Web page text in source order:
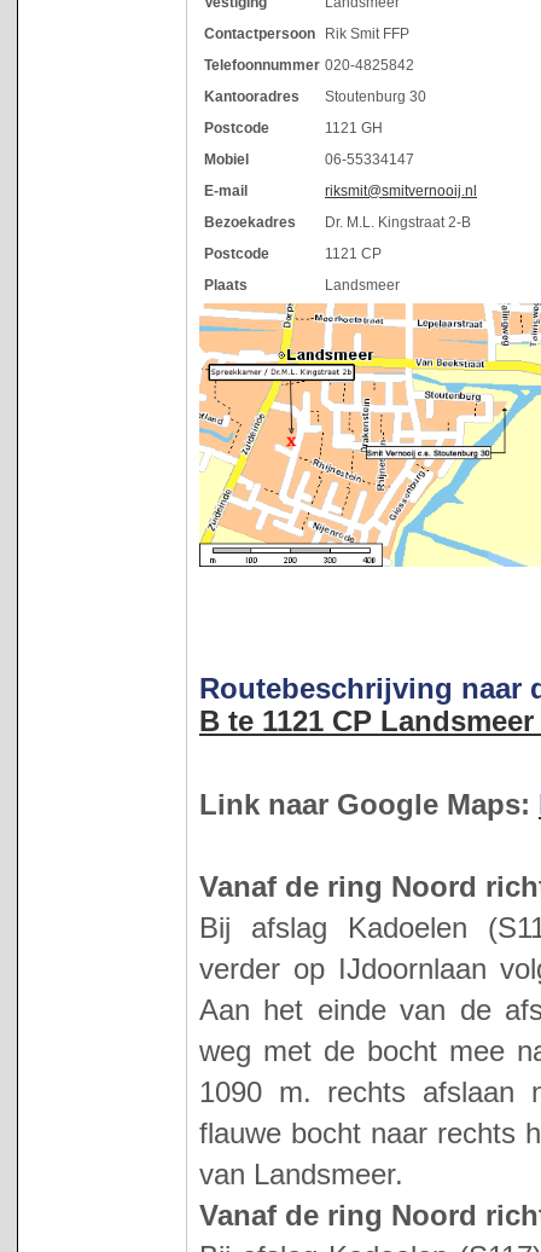
Contactpersoon
Rik Smit FFP
Telefoonnummer 020-4825842
Kantooradres
Stoutenburg 30
Postcode
1121 GH
Mobiel
06-55334147
E-mail
riksmit@smitvernooij.nl
Bezoekadres
Dr. M.L. Kingstraat 2-B
Postcode
1121 CP
Plaats
Landsmeer
Routebeschrijving naar
B te 1121 CP
Link naar Google Maps:
Vanaf de ring Noord
Bij afslag Kadoelen
verder op IJdoornlaan
Aan het einde van de
weg met de bocht mee
1090 m. rechts afslaan
flauwe bocht naar rechts
van Landsmeer.
Vanaf de ring Noord